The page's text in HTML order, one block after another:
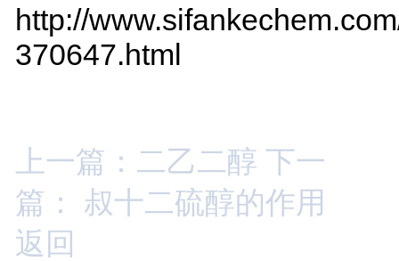
http://
370647.html
上一篇：二乙二醇 下一
篇： 叔十二硫醇的作用
返回